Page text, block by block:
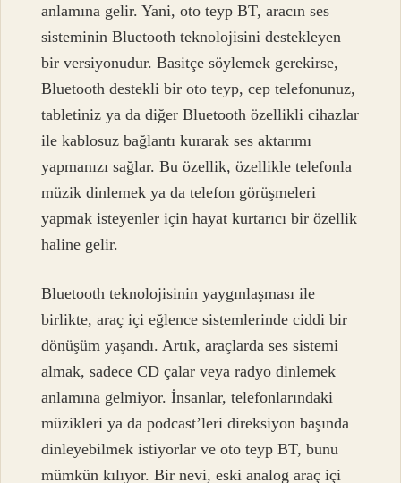
anlamına gelir. Yani, oto teyp BT, aracın ses
sisteminin Bluetooth teknolojisini destekleyen
bir versiyonudur. Basitçe söylemek gerekirse,
Bluetooth destekli bir oto teyp, cep telefonunuz,
tabletiniz ya da diğer Bluetooth özellikli cihazlar
ile kablosuz bağlantı kurarak ses aktarımı
yapmanızı sağlar. Bu özellik, özellikle telefonla
müzik dinlemek ya da telefon görüşmeleri
yapmak isteyenler için hayat kurtarıcı bir özellik
haline gelir.
Bluetooth teknolojisinin yaygınlaşması ile
birlikte, araç içi eğlence sistemlerinde ciddi bir
dönüşüm yaşandı. Artık, araçlarda ses sistemi
almak, sadece CD çalar veya radyo dinlemek
anlamına gelmiyor. İnsanlar, telefonlarındaki
müzikleri ya da podcast’leri direksiyon başında
dinleyebilmek istiyorlar ve oto teyp BT, bunu
mümkün kılıyor. Bir nevi, eski analog araç içi